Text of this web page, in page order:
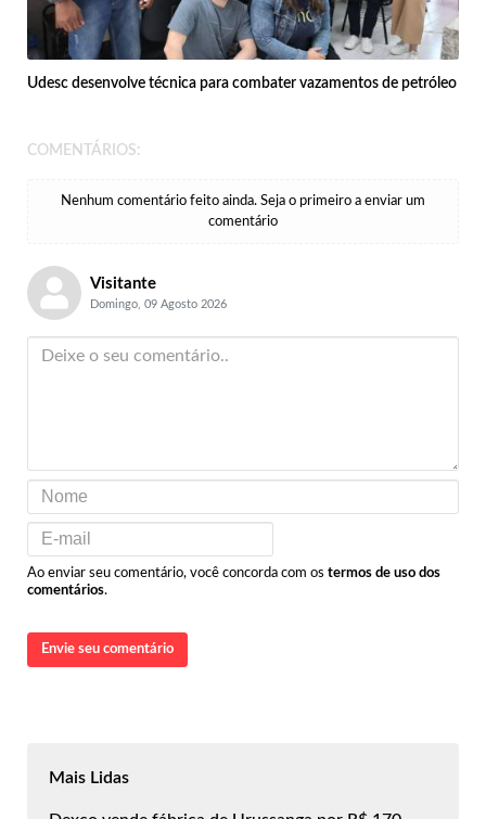
Udesc desenvolve técnica para combater vazamentos de petróleo
COMENTÁRIOS:
Nenhum comentário feito ainda. Seja o primeiro a enviar um
comentário
Visitante
Domingo, 09 Agosto 2026
Ao enviar seu comentário, você concorda com os termos de uso dos
comentários.
Envie seu comentário
Mais Lidas